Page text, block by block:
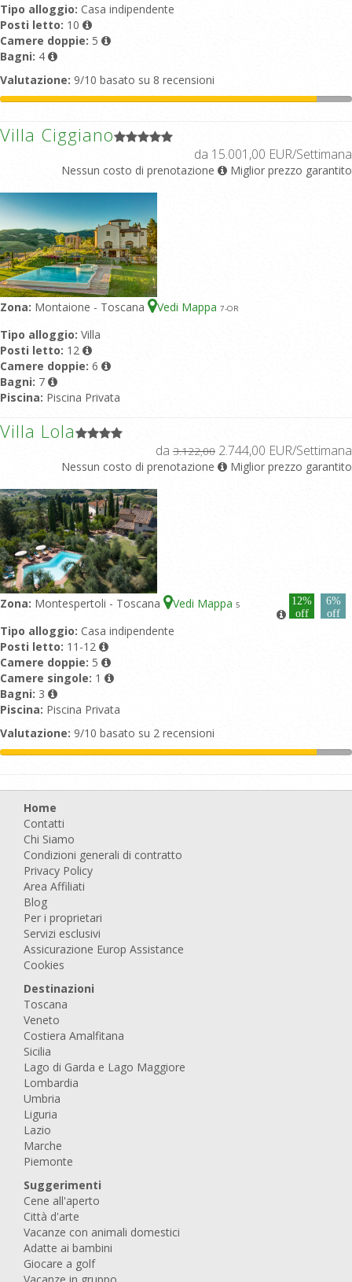
Tipo alloggio: Casa indipendente
Posti letto: 10
Camere doppie: 5
Bagni: 4
Valutazione: 9/10 basato su 8 recensioni
Villa Ciggiano
da 15.001,00 EUR/Settimana
Nessun costo di prenotazione Miglior prezzo garantito
Zona: Montaione - Toscana Vedi Mappa 7-OR
Tipo alloggio: Villa
Posti letto: 12
Camere doppie: 6
Bagni: 7
Piscina: Piscina Privata
Villa Lola
da 3.122,00 2.744,00 EUR/Settimana
Nessun costo di prenotazione Miglior prezzo garantito
Zona: Montespertoli - Toscana Vedi Mappa 5
12%
off
6%
off
Tipo alloggio: Casa indipendente
Posti letto: 11-12
Camere doppie: 5
Camere singole: 1
Bagni: 3
Piscina: Piscina Privata
Valutazione: 9/10 basato su 2 recensioni
Home
Contatti
Chi Siamo
Condizioni generali di contratto
Privacy Policy
Area Affiliati
Blog
Per i proprietari
Servizi esclusivi
Assicurazione Europ Assistance
Cookies
Destinazioni
Toscana
Veneto
Costiera Amalfitana
Sicilia
Lago di Garda e Lago Maggiore
Lombardia
Umbria
Liguria
Lazio
Marche
Piemonte
Suggerimenti
Cene all'aperto
Città d'arte
Vacanze con animali domestici
Adatte ai bambini
Giocare a golf
Vacanze in gruppo